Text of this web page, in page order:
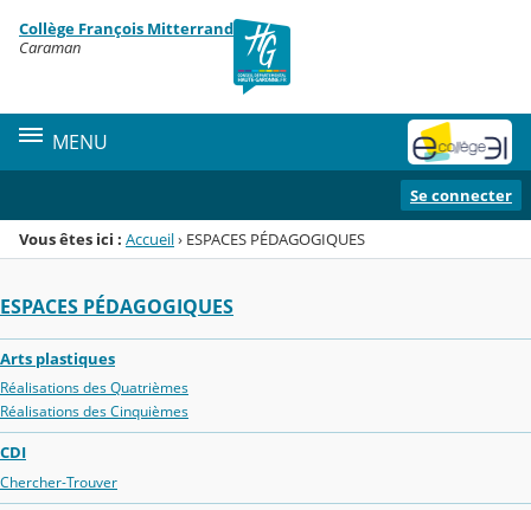
Menu de la rubrique
Contenu
Collège François Mitterrand
Caraman
MENU
Se connecter
Vous êtes ici : Accueil› ESPACES PÉDAGOGIQUES
ESPACES PÉDAGOGIQUES
Arts plastiques
Réalisations des Quatrièmes
Réalisations des Cinquièmes
CDI
Chercher-Trouver